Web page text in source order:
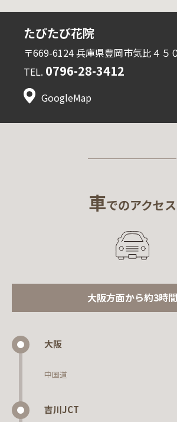
たびたび花院
〒669-6124 兵庫県豊岡市気比４５
TEL. 0796-28-3412
GoogleMap
車でのアクセス
大阪方面から約3時間
大阪
中国道
吉川JCT